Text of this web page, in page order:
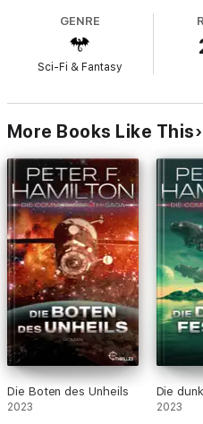
Band 4: Die dunkle Festung
eBooks von beTHRILLED -
GENRE
Sci-Fi & Fantasy
More Books Like This
Die Boten des Unheils
2023
Die
2023